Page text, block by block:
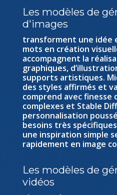
Les modèles de
d'images
transforment une idée
mots en création
accompagnent la
graphiques,
supports artistiques.
des styles affirmés et
comprend avec finesse
complexes et Stable
personnalisation
besoins très
une inspiration simple
rapidement en image
Les modèles de
vidéos